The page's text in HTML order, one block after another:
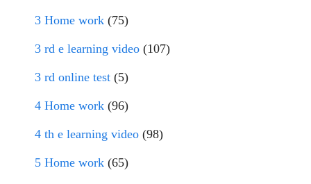
3 Home work (75)
3 rd e learning video (107)
3 rd online test (5)
4 Home work (96)
4 th e learning video (98)
5 Home work (65)